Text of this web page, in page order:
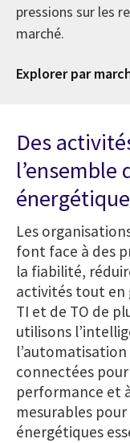
pressions sur les
marché.
Explorer par
Des
l’ensemble
énergétique
Les
font face à des
la fiabilité,
activités tout en
TI et de TO de
utilisons
connectées
performance et
mesurables
énergétiques